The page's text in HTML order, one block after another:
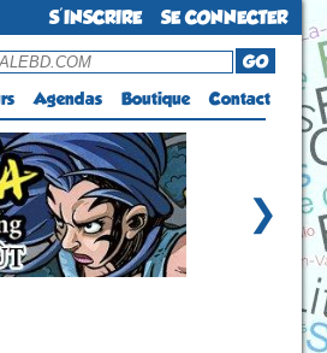
S'INSCRIRE
SE CONNECTER
GO
Agendas Boutique Contact
❯